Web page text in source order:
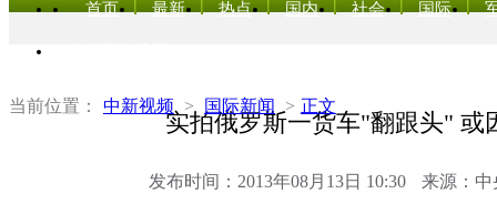
首页 最新 热点 国内 社会 国际
当前位置： 中新视频 > 国际新闻 > 正文
实拍俄罗斯一货车"翻跟头" 或
发布时间：2013年08月13日 10:30 来源：中